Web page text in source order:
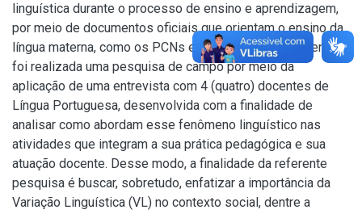
linguística durante o processo de ensino e aprendizagem,
por meio de documentos oficiais que orientam o ensino da
língua materna, como os PCNs e a BNCC. Posteriormente,
foi realizada uma pesquisa de campo por meio da
aplicação de uma entrevista com 4 (quatro) docentes de
Língua Portuguesa, desenvolvida com a finalidade de
analisar como abordam esse fenômeno linguístico nas
atividades que integram a sua prática pedagógica e sua
atuação docente. Desse modo, a finalidade da referente
pesquisa é buscar, sobretudo, enfatizar a importância da
Variação Linguística (VL) no contexto social, dentre a